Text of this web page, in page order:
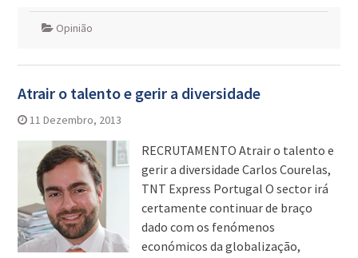
Opinião
Atrair o talento e gerir a diversidade
11 Dezembro, 2013
RECRUTAMENTO Atrair o talento e
gerir a diversidade Carlos Courelas,
TNT Express Portugal O sector irá
certamente continuar de braço
dado com os fenómenos
económicos da globalização,